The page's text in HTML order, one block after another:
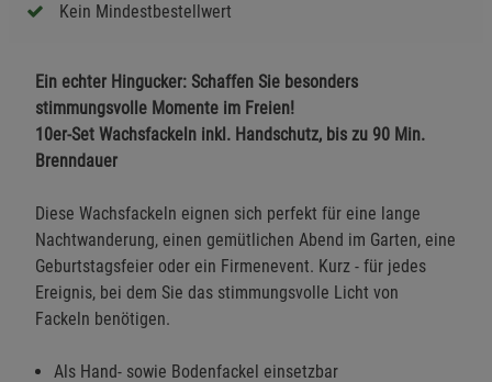
Kein Mindestbestellwert
Ein echter Hingucker: Schaffen Sie besonders
stimmungsvolle Momente im Freien!
10er-Set Wachsfackeln inkl. Handschutz, bis zu 90 Min.
Brenndauer
Diese Wachsfackeln eignen sich perfekt für eine lange
Nachtwanderung, einen gemütlichen Abend im Garten, eine
Geburtstagsfeier oder ein Firmenevent. Kurz - für jedes
Ereignis, bei dem Sie das stimmungsvolle Licht von
Fackeln benötigen.
Als Hand- sowie Bodenfackel einsetzbar